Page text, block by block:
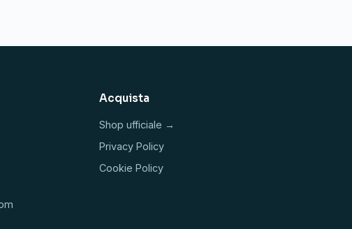
Acquista
Shop ufficiale →
Privacy Policy
Cookie Policy